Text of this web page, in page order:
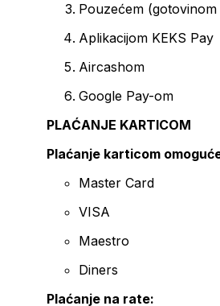
Pouzećem
Aplikacijom KEKS Pay
Aircashom
Google Pay-om
PLAĆANJE KARTICOM
Plaćanje karticom
Master Card
VISA
Maestro
Diners
Plaćanje na rate: